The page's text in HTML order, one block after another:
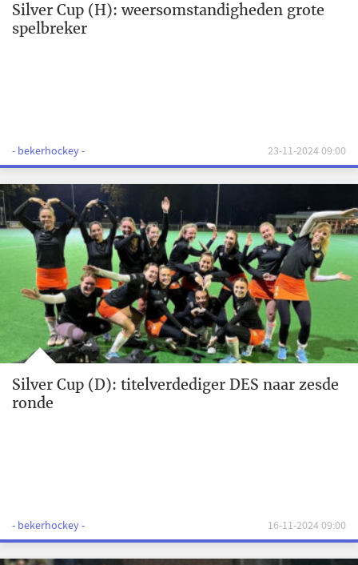
Silver Cup (H): weersomstandigheden grote
spelbreker
- bekerhockey - 23-11-2024 09:00
Silver Cup (D): titelverdediger DES naar zesde
ronde
- bekerhockey - 16-11-2024 09:00